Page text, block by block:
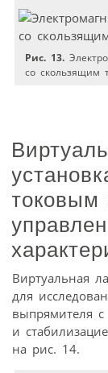
Рис. 13.
со скользящим
токовым
Виртуальная
для
выпрямителя
и
на рис. 14.